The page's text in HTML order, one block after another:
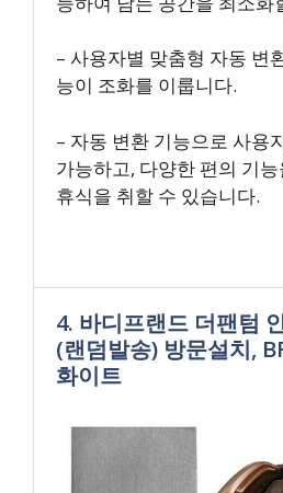
– 사용자별 맞춤형 자동 변
능이 조화를 이룹니다.
– 자동 변환 기능으로 사용
가능하고, 다양한 편의 기
휴식을 취할 수 있습니다.
4. 바디프랜드 더팬텀
(랜덤발송) 방문설치,
화이트